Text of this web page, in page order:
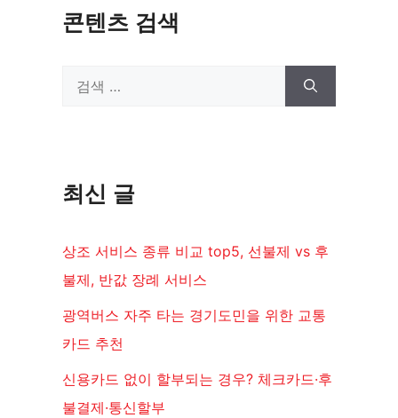
콘텐츠 검색
최신 글
상조 서비스 종류 비교 top5, 선불제 vs 후
불제, 반값 장례 서비스
광역버스 자주 타는 경기도민을 위한 교통
카드 추천
신용카드 없이 할부되는 경우? 체크카드·후
불결제·통신할부